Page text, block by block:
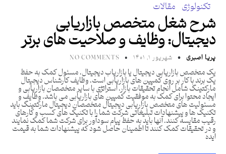
تکنولوژی مقالات
شرح شغل متخصص بازاریابی
دیجیتال: وظایف و صلاحیت های برتر
پریا اصبری شهریور ۱, ۱۴۰۱ NO COMMENTS
یک متخصص بازاریابی دیجیتال یا بازاریاب دیجیتال، مسئول کمک به حفظ
یک برند با کار بر روی کمپین های بازاریابی است. وظایف کارشناس دیجیتال
مارکتینگ شامل انجام تحقیقات بازار، استراتژی با سایر متخصصان بازاریابی و
ایجاد محتوا برای کمک به موفقیت کمپین های بازاریابی می باشد. وظایف و
مسئولیت های متخصص بازاریابی دیجیتال متخصصان دیجیتال مارکتینگ باید
تکنیک ها و پیشنهادات تبلیغاتی شرکت شما را با تکنیک های کسب و کارهای
رقیب مقایسه کنند. آنها باید به حفظ پیام سودآور برای شرکت شما کمک نمایند
و در تحقیقات کمک کنند تا اطمینان حاصل شود که پیشنهادات شما به قیمت
ایده